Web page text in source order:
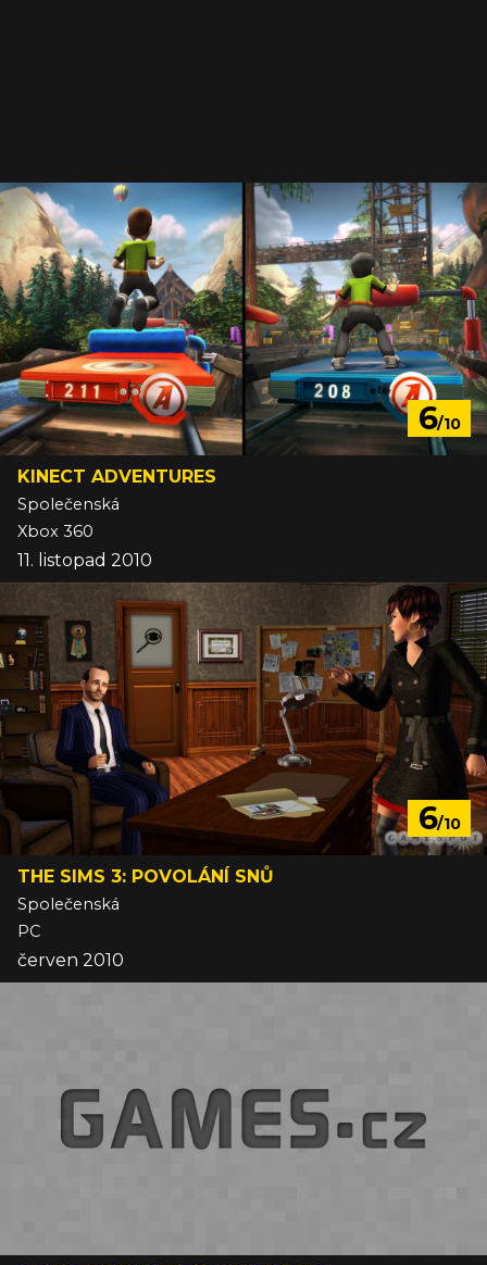
6/10
KINECT ADVENTURES
Společenská
Xbox 360
11. listopad 2010
6/10
THE SIMS 3: POVOLÁNÍ SNŮ
Společenská
PC
červen 2010